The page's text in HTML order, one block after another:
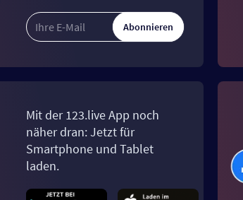
Abonnieren
Mit der 123.live App noch
näher dran: Jetzt für
Smartphone und Tablet
laden.